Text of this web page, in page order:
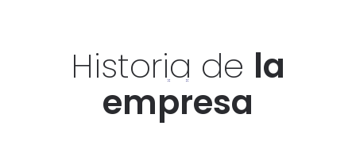
Historia de la
empresa